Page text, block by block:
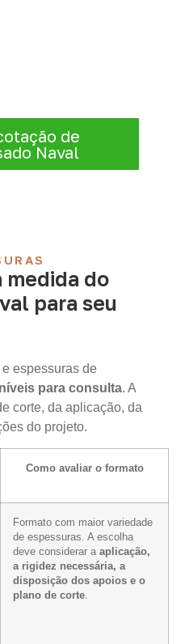
de
Naval
medida do
para seu
espessuras de
para consulta. A
corte, da aplicação, da
do projeto.
Como avaliar o formato
Formato com maior variedade
de espessuras. A escolha
deve considerar a aplicação,
a rigidez necessária, a
disposição dos apoios e o
plano de corte.